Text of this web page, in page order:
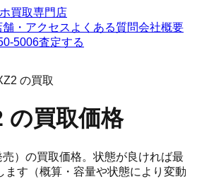
買取専門店
舗・アクセス よくある質問会社概要
5006査定する
の買取
の買取価格
） の買取価格。 状態が良ければ最
ます（概算・容量や状態により変動